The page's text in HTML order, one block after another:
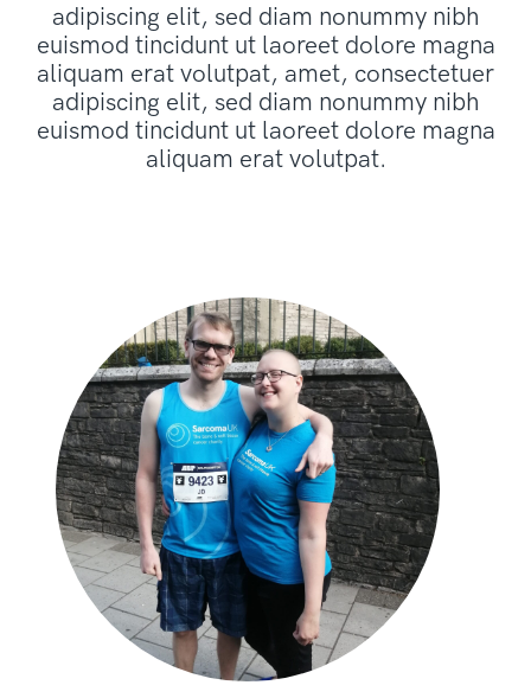
adipiscing elit, sed diam nonummy nibh
euismod tincidunt ut laoreet dolore magna
aliquam erat volutpat, amet, consectetuer
adipiscing elit, sed diam nonummy nibh
euismod tincidunt ut laoreet dolore magna
aliquam erat volutpat.